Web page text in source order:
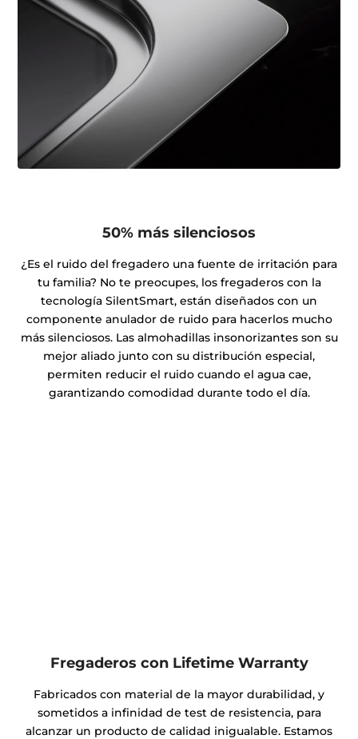
50% más silenciosos
¿Es el ruido del fregadero una fuente de irritación para
tu familia? No te preocupes, los fregaderos con la
tecnología SilentSmart, están diseñados con un
componente anulador de ruido para hacerlos mucho
más silenciosos. Las almohadillas insonorizantes son su
mejor aliado junto con su distribución especial,
permiten reducir el ruido cuando el agua cae,
garantizando comodidad durante todo el día.
Fregaderos con Lifetime Warranty
Fabricados con material de la mayor durabilidad, y
sometidos a infinidad de test de resistencia, para
alcanzar un producto de calidad inigualable. Estamos